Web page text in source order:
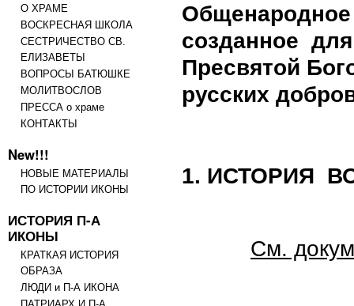
О ХРАМЕ
ВОСКРЕСНАЯ ШКОЛА
СЕСТРИЧЕСТВО СВ.
ЕЛИЗАВЕТЫ
ВОПРОСЫ БАТЮШКЕ
МОЛИТВОСЛОВ
ПРЕССА о храме
КОНТАКТЫ
New!!!
НОВЫЕ МАТЕРИАЛЫ
ПО ИСТОРИИ ИКОНЫ
ИСТОРИЯ П-А
ИКОНЫ
КРАТКАЯ ИСТОРИЯ
ОБРАЗА
ЛЮДИ и П-А ИКОНА
созданное
Пресвятой
русских
1. ИСТОРИЯ
См.